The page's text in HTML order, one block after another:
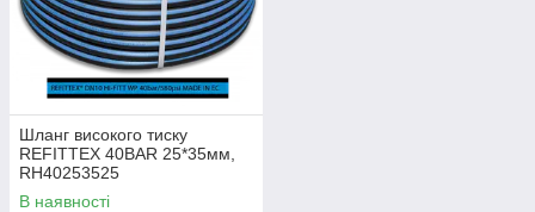
Шланг високого тиску
REFITTEX 40BAR 25*35мм,
RH40253525
В наявності